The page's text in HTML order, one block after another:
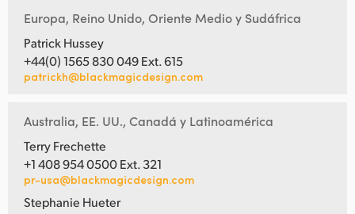
Europa, Reino Unido, Oriente Medio y Sudáfrica
Patrick Hussey
+44(0) 1565 830 049 Ext. 615
patrickh@blackmagicdesign.com
Australia, EE. UU., Canadá y Latinoamérica
Terry Frechette
+1 408 954 0500 Ext. 321
pr-usa@blackmagicdesign.com
Stephanie Hueter